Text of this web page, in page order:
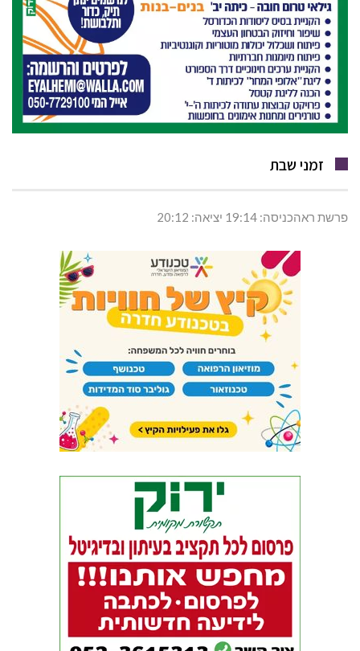
זמני שבת
פרשת ראהכניסה: 19:14 יציאה: 20:12